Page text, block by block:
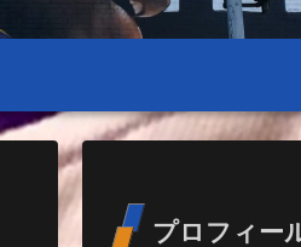
プロフィー